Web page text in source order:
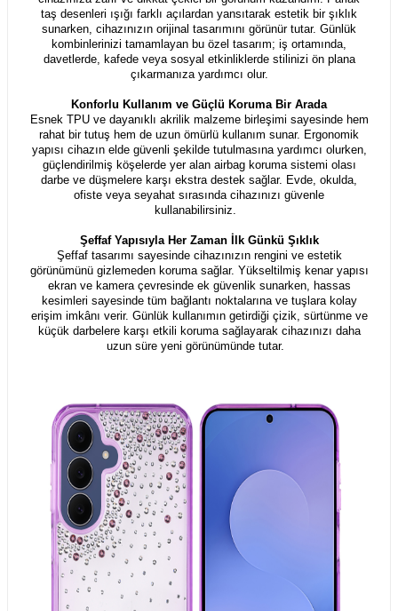
taş desenleri ışığı farklı açılardan yansıtarak estetik bir şıklık
sunarken, cihazınızın orijinal tasarımını görünür tutar. Günlük
kombinlerinizi tamamlayan bu özel tasarım; iş ortamında,
davetlerde, kafede veya sosyal etkinliklerde stilinizi ön plana
çıkarmanıza yardımcı olur.
Konforlu Kullanım ve Güçlü Koruma Bir Arada
Esnek TPU ve dayanıklı akrilik malzeme birleşimi sayesinde hem
rahat bir tutuş hem de uzun ömürlü kullanım sunar. Ergonomik
yapısı cihazın elde güvenli şekilde tutulmasına yardımcı olurken,
güçlendirilmiş köşelerde yer alan airbag koruma sistemi olası
darbe ve düşmelere karşı ekstra destek sağlar. Evde, okulda,
ofiste veya seyahat sırasında cihazınızı güvenle
kullanabilirsiniz.
Şeffaf Yapısıyla Her Zaman İlk Günkü Şıklık
Şeffaf tasarımı sayesinde cihazınızın rengini ve estetik
görünümünü gizlemeden koruma sağlar. Yükseltilmiş kenar yapısı
ekran ve kamera çevresinde ek güvenlik sunarken, hassas
kesimleri sayesinde tüm bağlantı noktalarına ve tuşlara kolay
erişim imkânı verir. Günlük kullanımın getirdiği çizik, sürtünme ve
küçük darbelere karşı etkili koruma sağlayarak cihazınızı daha
uzun süre yeni görünümünde tutar.